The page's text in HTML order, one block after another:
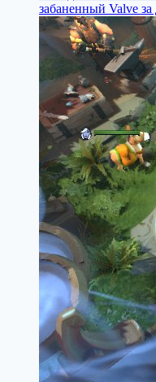
забаненный Valve